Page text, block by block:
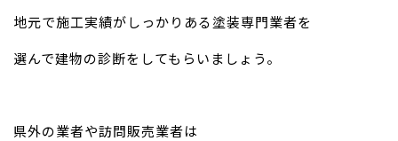
地元で施工実績がしっかりある塗装専門業者を
選んで建物の診断をしてもらいましょう。
県外の業者や訪問販売業者は